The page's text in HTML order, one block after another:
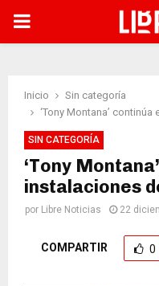
PRIMARY
Inicio
Sin categoría
‘Tony Montana’
SIN CATEGORÍA
‘Tony
instalaciones
por Libre Noticias 22
COMPARTIR 0